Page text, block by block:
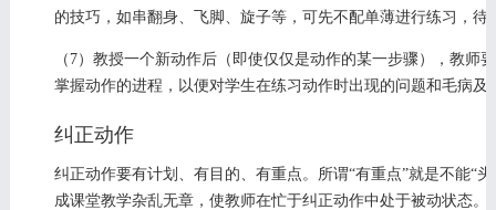
的技巧，如串翻身、飞脚、旋子等，可先不配单薄进行练习，待
（7）教授一个新动作后（即使仅仅是动作的某一步骤），教
掌握动作的进程，以便对学生在练习动作时出现的问题和毛病及
纠正动作
纠正动作要有计划、有目的、有重点。所谓“有重点”就是不能“
成课堂教学杂乱无章，使教师在忙于纠正动作中处于被动状态